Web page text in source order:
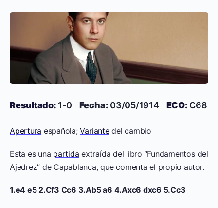
Resultado: 1-0 Fecha: 03/05/1914 ECO: C68
Apertura española;Variantedel cambio
Esta es una partida extraída del libro “Fundamentos del
Ajedrez” de Capablanca, que comenta el propio autor.
1.e4 e5 2.Cf3 Cc6 3.Ab5 a6 4.Axc6 dxc6 5.Cc3